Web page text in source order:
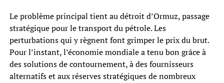
Le problème principal tient au détroit d’Ormuz, passage
stratégique pour le transport du pétrole. Les
perturbations qui y règnent font grimper le prix du brut.
Pour l’instant, l’économie mondiale a tenu bon grâce à
des solutions de contournement, à des fournisseurs
alternatifs et aux réserves stratégiques de nombreux